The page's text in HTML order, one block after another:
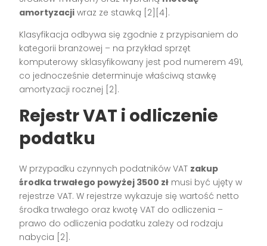
amortyzacji wraz ze stawką [2][4] .
Klasyfikacja odbywa się zgodnie z przypisaniem do
kategorii branżowej – na przykład sprzęt
komputerowy sklasyfikowany jest pod numerem 491,
co jednocześnie determinuje właściwą stawkę
amortyzacji rocznej [2] .
Rejestr VAT i odliczenie
podatku
W przypadku czynnych podatników VAT zakup
środka trwałego powyżej 3500 zł musi być ujęty w
rejestrze VAT. W rejestrze wykazuje się wartość netto
środka trwałego oraz kwotę VAT do odliczenia –
prawo do odliczenia podatku zależy od rodzaju
nabycia [2] .